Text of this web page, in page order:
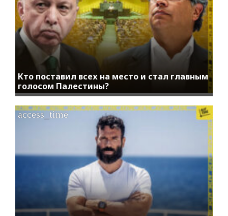
Кто поставил всех на место и стал главным
голосом Палестины?
access_time